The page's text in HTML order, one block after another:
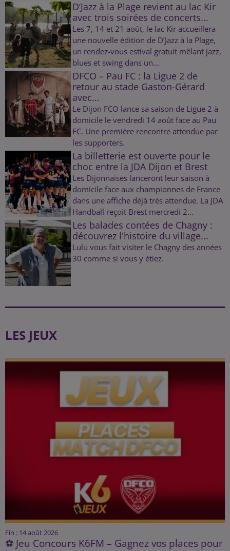
D’Jazz à la Plage revient au lac Kir
avec trois soirées de concerts...
Les 7, 14 et 21 août, le lac Kir accueillera
une nouvelle édition de D’Jazz à la Plage,
un rendez-vous estival gratuit mêlant jazz,
blues et swing dans un...
DFCO – Pau FC : la Ligue 2 de
retour au stade Gaston-Gérard
avec...
Le Dijon FCO lance sa saison de Ligue 2 à
domicile le vendredi 14 août face au Pau
FC. Une première rencontre attendue par
les supporters.
La billetterie est ouverte pour le
choc entre la JDA Dijon et Brest
Les Dijonnaises lanceront leur saison à
domicile face aux championnes de France
dans une affiche déjà très attendue. La JDA
Handball reçoit Brest mercredi 2...
Les balades contées de Chagny :
découvrez l'histoire du village...
Lulu vous fait visiter le Chagny des années
30 comme si vous y étiez.
LES JEUX
Fin : 14 août 2026
⚽ Jeu Concours K6FM – Gagnez vos places pour